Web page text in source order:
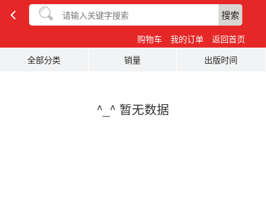
搜索
购物车 我的订单
返回首页
全部分类
销量 出版时间
^_^ 暂无数据